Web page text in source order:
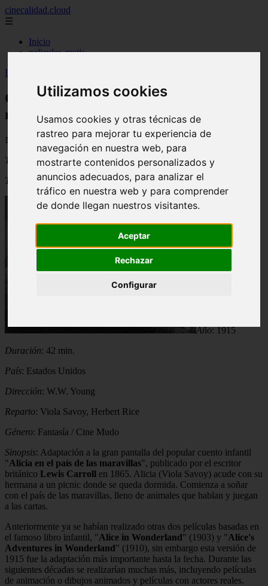
Utilizamos cookies
Usamos cookies y otras técnicas de
rastreo para mejorar tu experiencia de
navegación en nuestra web, para
mostrarte contenidos personalizados y
anuncios adecuados, para analizar el
tráfico en nuestra web y para comprender
de donde llegan nuestros visitantes.
Aceptar
Rechazar
Configurar
cinecalidad.cloud
☰
Inicio
peliculas-gratis
Inicio
Cine de Calidad: Alicia en el país de las
maravillas
📅 04/09/2025
Título original:Alice in Wonderland
Título en español:Alicia en el país de las maravillas
Año: 1915
Duración: 42 min.
País: Estados Unidos
Dirección: W.W. Young
Reparto: Viola Savoy, Herbert Rice
Género: Fantasía / Cine Mudo
Sinopsis: Adaptación a la gran pantalla del popular cuento infantil
"Alicia en el país de las maravillas", publicado por el escritor
británico Lewis Carroll en 1865. Alicia (Viola Savoy) acude con su
hermana a un picnic donde se queda dormida. Comienza a soñar
con el país de las maravillas, lleno de animales que hablan y juegan
a las cartas.
Anteriormente ya se habían realizado otras dos películas basadas en
el famoso libro infantil, "Alice in Wonderland" (1903) y "Alice's
Adventures in Wonderland" (1910), sin embargo esta versión de
1915 fue la adaptación más importante hasta la fecha. Durante las
siguientes décadas se realizarían muchas más, incluyendo películas
de animación o dibujos animados y películas con actores reales.